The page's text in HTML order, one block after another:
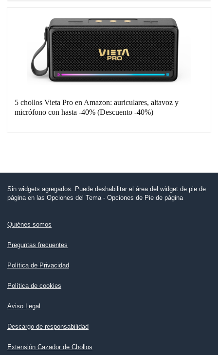
5 chollos Vieta Pro en Amazon: auriculares, altavoz y
micrófono con hasta -40% (Descuento -40%)
Sin widgets agregados. Puede deshabilitar el área del widget de pie de
página en las Opciones del Tema - Opciones de Pie de página
Quiénes somos
Preguntas frecuentes
Política de Privacidad
Política de cookies
Aviso Legal
Descargo de responsabilidad
Extensión Cazador de Chollos